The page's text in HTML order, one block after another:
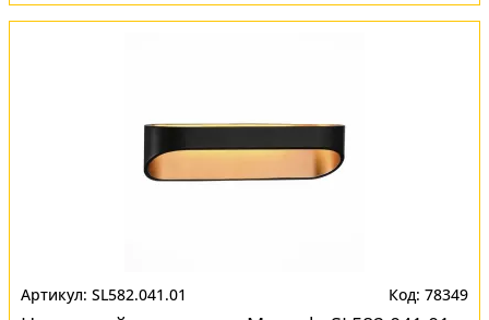
SL582.041.01 78349